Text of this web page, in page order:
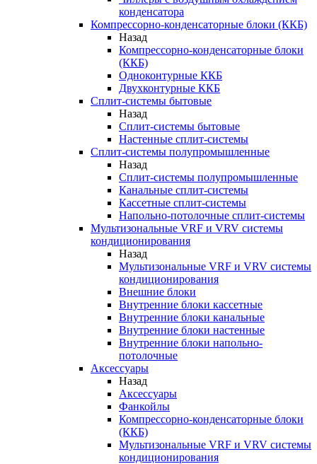
конденсатора
Компрессорно-конденсаторные блоки (ККБ)
Назад
Компрессорно-конденсаторные блоки
(ККБ)
Одноконтурные ККБ
Двухконтурные ККБ
Сплит-системы бытовые
Назад
Сплит-системы бытовые
Настенные сплит-системы
Сплит-системы полупромышленные
Назад
Сплит-системы полупромышленные
Канальные сплит-системы
Кассетные сплит-системы
Напольно-потолочные сплит-системы
Мультизональные VRF и VRV системы
кондиционирования
Назад
Мультизональные VRF и VRV системы
кондиционирования
Внешние блоки
Внутренние блоки кассетные
Внутренние блоки канальные
Внутренние блоки настенные
Внутренние блоки напольно-
потолочные
Аксессуары
Назад
Аксессуары
Фанкойлы
Компрессорно-конденсаторные блоки
(ККБ)
Мультизональные VRF и VRV системы
кондиционирования